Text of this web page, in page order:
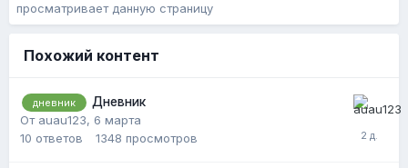
просматривает данную страницу
Похожий контент
дневник
Дневник
От auau123, 6 марта
10 ответов 1348 просмотров